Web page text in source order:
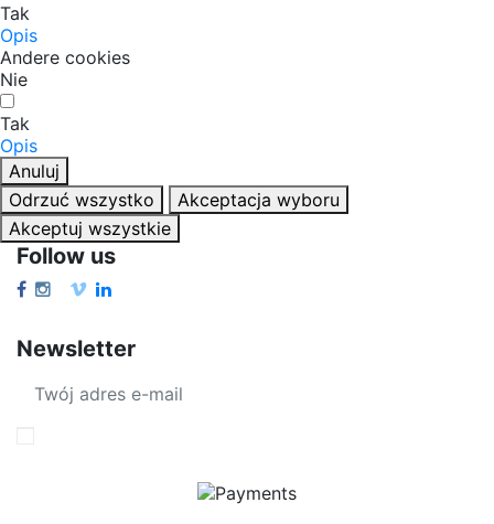
Tak
Opis
Andere cookies
Nie
Tak
Opis
Anuluj
Odrzuć wszystko
Akceptacja wyboru
Akceptuj wszystkie
Follow us
Newsletter